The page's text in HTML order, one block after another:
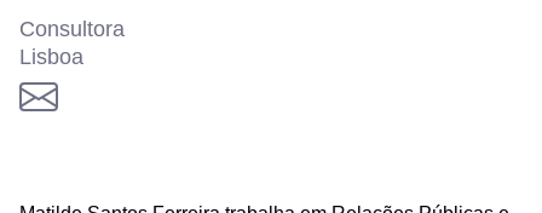
Consultora
Lisboa